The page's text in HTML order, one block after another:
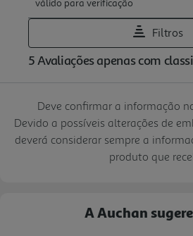
Deve confirmar a informação
Devido a possíveis alterações de
deverá considerar sempre a
produto que
A Auchan